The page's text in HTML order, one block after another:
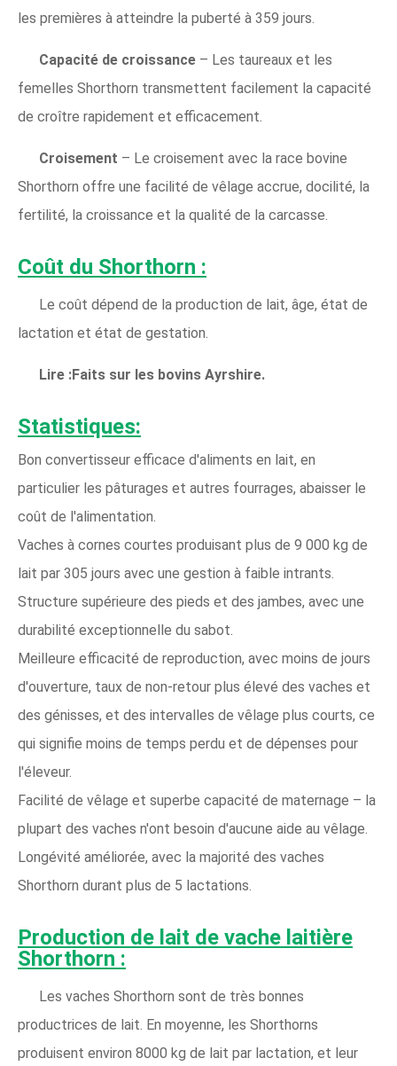
les premières à atteindre la puberté à 359 jours.
Capacité de croissance – Les taureaux et les
femelles Shorthorn transmettent facilement la capacité
de croître rapidement et efficacement.
Croisement – Le croisement avec la race bovine
Shorthorn offre une facilité de vêlage accrue, docilité, la
fertilité, la croissance et la qualité de la carcasse.
Coût du Shorthorn :
Le coût dépend de la production de lait, âge, état de
lactation et état de gestation.
Lire :Faits sur les bovins Ayrshire.
Statistiques:
Bon convertisseur efficace d'aliments en lait, en
particulier les pâturages et autres fourrages, abaisser le
coût de l'alimentation.
Vaches à cornes courtes produisant plus de 9 000 kg de
lait par 305 jours avec une gestion à faible intrants.
Structure supérieure des pieds et des jambes, avec une
durabilité exceptionnelle du sabot.
Meilleure efficacité de reproduction, avec moins de jours
d'ouverture, taux de non-retour plus élevé des vaches et
des génisses, et des intervalles de vêlage plus courts, ce
qui signifie moins de temps perdu et de dépenses pour
l'éleveur.
Facilité de vêlage et superbe capacité de maternage – la
plupart des vaches n'ont besoin d'aucune aide au vêlage.
Longévité améliorée, avec la majorité des vaches
Shorthorn durant plus de 5 lactations.
Production de lait de vache laitière
Shorthorn :
Les vaches Shorthorn sont de très bonnes
productrices de lait. En moyenne, les Shorthorns
produisent environ 8000 kg de lait par lactation, et leur